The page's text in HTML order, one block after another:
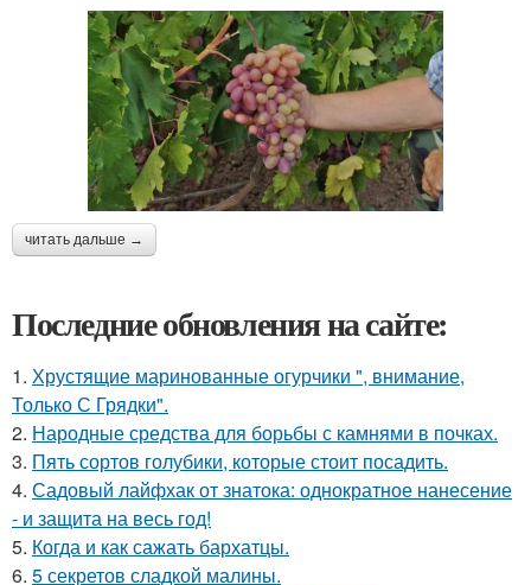
читать дальше →
Последние обновления на сайте:
1. Хрустящие маринованные огурчики ", внимание,
Только С Грядки".
2. Народные средства для борьбы с камнями в почках.
3. Пять сортов голубики, которые стоит посадить.
4. Садовый лайфхак от знатока: однократное нанесение
- и защита на весь год!
5. Когда и как сажать бархатцы.
6. 5 секретов сладкой малины.